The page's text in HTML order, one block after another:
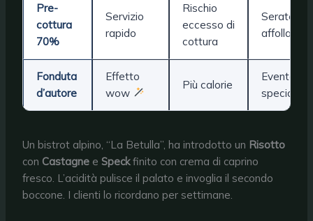
Pre-
cottura
70%
Servizio
rapido
Rischio
eccesso di
cottura
Serate
affollate
Fonduta
d’autore
Effetto
wow
Più calorie
Evento
speciale
Un bistrot alpino, “La Betulla”, ha introdotto un Risotto
con Castagne eSpeckfinito con crema di caprino
fresco. L’acidità pulisce il palato e invoglia il secondo
boccone. I clienti lo ricordano per settimane.